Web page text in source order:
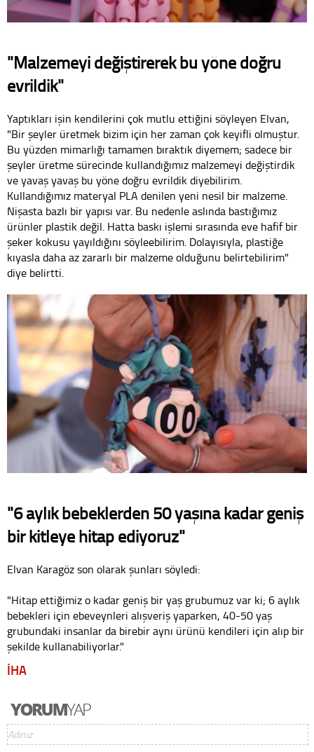
"Malzemeyi değiştirerek bu yöne doğru
evrildik"
Yaptıkları işin kendilerini çok mutlu ettiğini söyleyen Elvan,
"Bir şeyler üretmek bizim için her zaman çok keyifli olmuştur.
Bu yüzden mimarlığı tamamen bıraktık diyemem; sadece bir
şeyler üretme sürecinde kullandığımız malzemeyi değiştirdik
ve yavaş yavaş bu yöne doğru evrildik diyebilirim.
Kullandığımız materyal PLA denilen yeni nesil bir malzeme.
Nişasta bazlı bir yapısı var. Bu nedenle aslında bastığımız
ürünler plastik değil. Hatta baskı işlemi sırasında eve hafif bir
şeker kokusu yayıldığını söyleebilirim. Dolayısıyla, plastiğe
kıyasla daha az zararlı bir malzeme olduğunu belirtebilirim"
diye belirtti.
"6 aylık bebeklerden 50 yaşına kadar geniş
bir kitleye hitap ediyoruz"
Elvan Karagöz son olarak şunları söyledi:
"Hitap ettiğimiz o kadar geniş bir yaş grubumuz var ki; 6 aylık
bebekleri için ebeveynleri alışveriş yaparken, 40-50 yaş
grubundaki insanlar da birebir aynı ürünü kendileri için alıp bir
şekilde kullanabiliyorlar."
İHA